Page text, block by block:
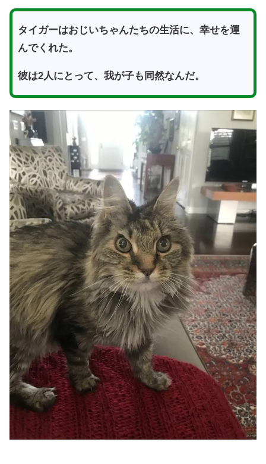
タイガーはおじいちゃんたちの生活に、幸せを運
んでくれた。
彼は2人にとって、我が子も同然なんだ。